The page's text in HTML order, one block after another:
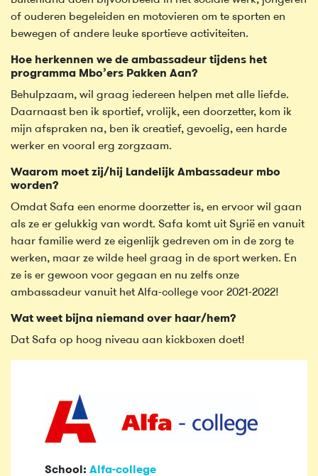
of ouderen begeleiden en motovieren om te sporten en
bewegen of andere leuke sportieve activiteiten.
Hoe herkennen we de ambassadeur tijdens het
programma Mbo’ers Pakken Aan?
Behulpzaam, wil graag iedereen helpen met alle liefde.
Daarnaast ben ik sportief, vrolijk, een doorzetter, kom ik
mijn afspraken na, ben ik creatief, gevoelig, een harde
werker en vooral erg zorgzaam.
Waarom moet zij/hij Landelijk Ambassadeur mbo
worden?
Omdat Safa een enorme doorzetter is, en ervoor wil gaan
als ze er gelukkig van wordt. Safa komt uit Syrië en vanuit
haar familie werd ze eigenlijk gedreven om in de zorg te
werken, maar ze wilde heel graag in de sport werken. En
ze is er gewoon voor gegaan en nu zelfs onze
ambassadeur vanuit het Alfa-college voor 2021-2022!
Wat weet bijna niemand over haar/hem?
Dat Safa op hoog niveau aan kickboxen doet!
School: Alfa-college